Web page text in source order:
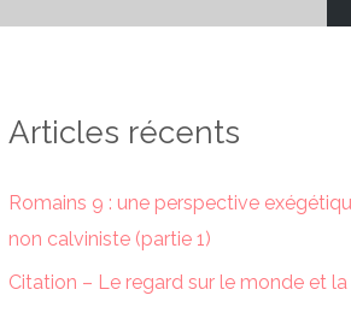
Articles récents
Romains 9 : une perspective
non calviniste (partie 1)
Citation – Le regard sur le monde et